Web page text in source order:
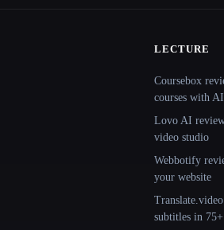
LECTURE
Coursebox
courses with AI
Lovo AI
video studio
Webbotify
your website
subtitles in 75+